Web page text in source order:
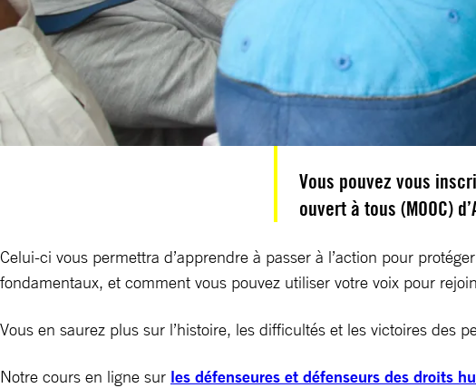
Vous pouvez vous
ouvert à tous (MOOC)
Celui-ci vous permettra d’apprendre à passer à l’action pour
fondamentaux, et comment vous pouvez utiliser votre voix pour
Vous en saurez plus sur l’histoire, les difficultés et les victoires
Notre cours en ligne sur les défenseures et défenseurs des droits